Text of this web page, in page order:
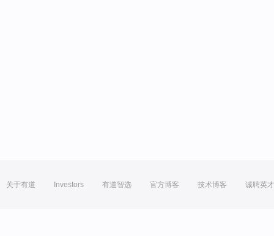
关于有道 Investors 有道智选 官方博客 技术博客 诚聘英才